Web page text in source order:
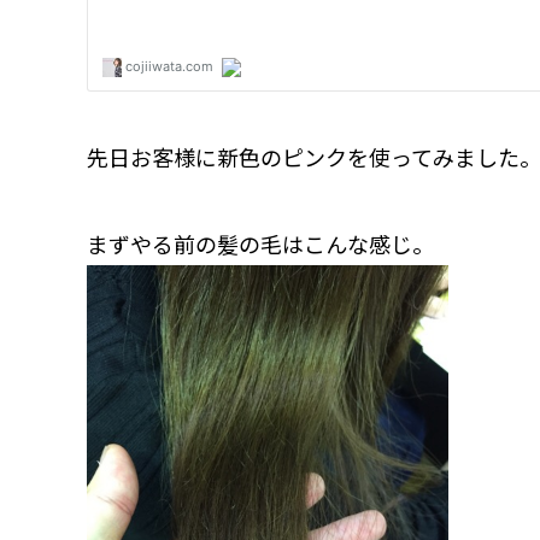
先日お客様に新色のピンクを使ってみました。
まずやる前の髪の毛はこんな感じ。